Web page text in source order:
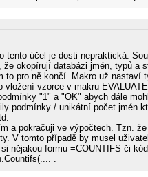
tento účel je dosti nepraktická.
že okopírují databázi jmén, typů a
to pro ně končí. Makro už nastaví
vložení vzorce v makru
"1" a "OK" abych dále
podmínky / unikátní počet jmén
a pokračuji ve výpočtech. Tzn.
V tomto případě by musel
nějakou formu =COUNTIFS či
.